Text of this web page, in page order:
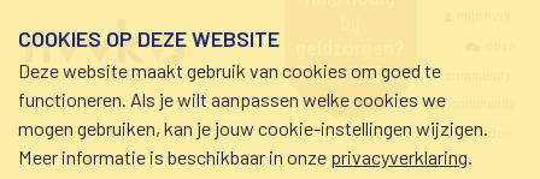
schuldhulp • sociaal
krediet • budgetbeheer •
beschermingsbewind
0800-8115.nl
nvvk-leden
COOKIES OP DEZE WEBSITE
Deze website maakt gebruik van cookies om goed te
functioneren. Als je wilt aanpassen welke cookies we
mogen gebruiken, kan je jouw cookie-instellingen wijzigen.
Meer informatie is beschikbaar in onze privacyverklaring.